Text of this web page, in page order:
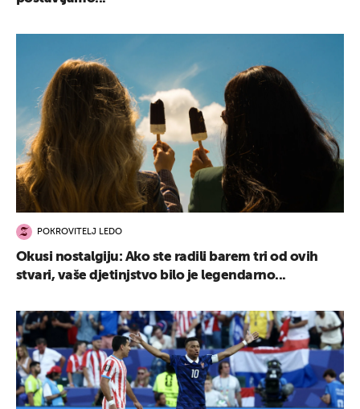
POKROVITELJ LEDO
Okusi nostalgiju: Ako ste radili barem tri od ovih
stvari, vaše djetinjstvo bilo je legendarno...